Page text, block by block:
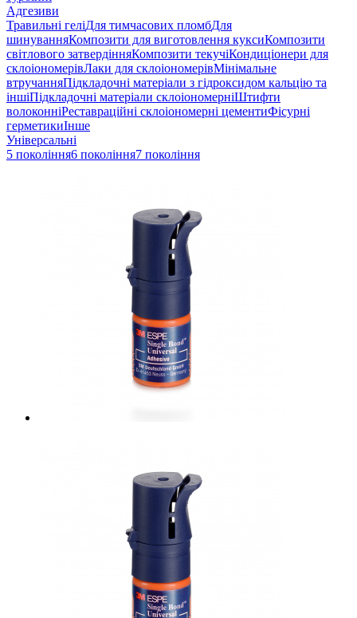
Адгезиви
Травильні геліДля тимчасових пломбДля
шинуванняКомпозити для виготовлення куксиКомпозити
світлового затвердінняКомпозити текучіКондиціонери для
склоіономерівЛаки для склоіономерівМінімальне
втручанняПідкладочні матеріали з гідроксидом кальцію та
іншіПідкладочні матеріали склоіономерніШтифти
волоконніРеставраційні склоіономерні цементиФісурні
герметикиІнше
Універсальні
5 покоління6 покоління7 покоління